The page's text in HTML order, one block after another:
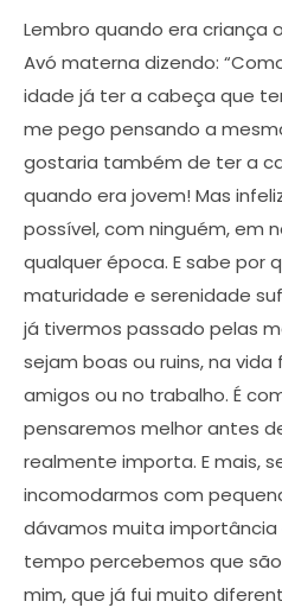
Lembro quando era criança
Avó materna dizendo:
idade já ter a cabeça que
me pego pensando a
gostaria também de ter a
quando era jovem! Mas
possível, com ninguém, em
qualquer época. E sabe por
maturidade e serenidade
já tivermos passado pelas
sejam boas ou ruins, na
amigos ou no trabalho. É
pensaremos melhor antes
realmente importa. E mais,
incomodarmos com
dávamos muita importância
tempo percebemos que
mim, que já fui muito